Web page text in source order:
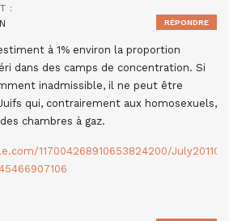
:
à 1% environ la proportion
dans des camps de concentration. Si
inadmissible, il ne peut être
qui, contrairement aux homosexuels,
chambres à gaz.
117004268910653824200/
RÉPONDRE